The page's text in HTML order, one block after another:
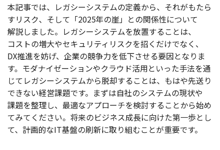
本記事では、 レガシーシステムの定義から、それがもたら
すリスク、そして「2025年の崖」との関係性について
解説しました。 レガシーシステムを放置することは、
コストの増大やセキュリティリスクを招くだけでなく、
DX推進を妨げ、 企業の競争力を低下させる要因となりま
す。 モダナイゼーションやクラウド活用といった手法を通
じて レガシーシステムから脱却することは、もはや先送り
できない経営課題です。まずは自社のシステムの現状や
課題を整理し、 最適なアプローチを検討することから始め
てみてください。 将来のビジネス成長に向けた第一歩とし
て、 計画的なIT基盤の刷新に取り組むことが重要です。